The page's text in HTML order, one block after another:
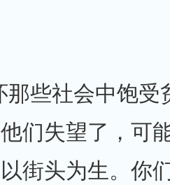
那些社会中饱受
们失望了，可
街头为生。你